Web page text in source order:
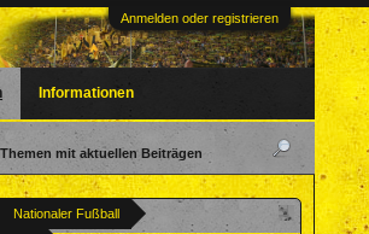
Anmelden oder registrieren
Nationaler Fußball
Themen mit aktuellen Beiträgen
Informationen